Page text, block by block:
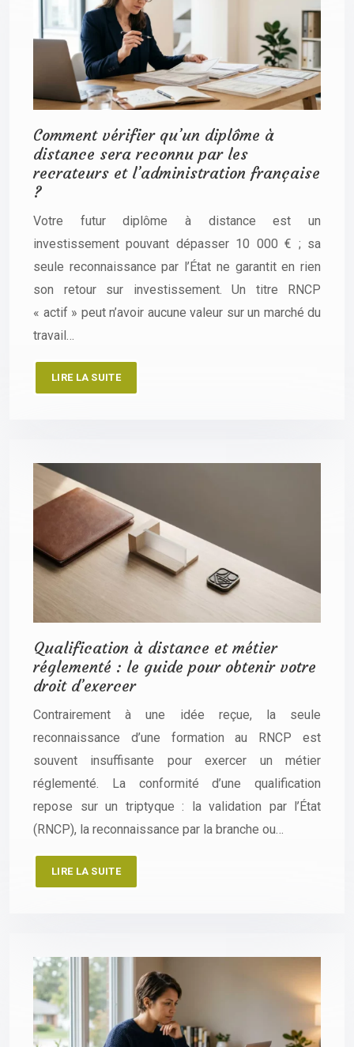
Comment vérifier qu’un diplôme à
distance sera reconnu par les
recrateurs et l’administration française
?
Votre futur diplôme à distance est un
investissement pouvant dépasser 10 000 € ; sa
seule reconnaissance par l’État ne garantit en rien
son retour sur investissement. Un titre RNCP
« actif » peut n’avoir aucune valeur sur un marché du
travail…
LIRE LA SUITE
Qualification à distance et métier
réglementé : le guide pour obtenir votre
droit d’exercer
Contrairement à une idée reçue, la seule
reconnaissance d’une formation au RNCP est
souvent insuffisante pour exercer un métier
réglementé. La conformité d’une qualification
repose sur un triptyque : la validation par l’État
(RNCP), la reconnaissance par la branche ou…
LIRE LA SUITE